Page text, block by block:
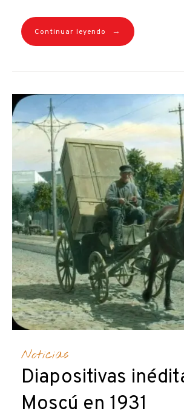
Continuar leyendo →
Noticias
Diapositivas
Moscú en 1931